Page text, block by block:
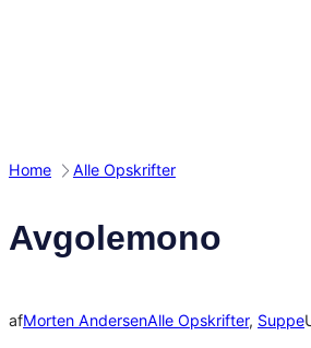
Home Alle Opskrifter
Avgolemono
afMorten AndersenAlle Opskrifter, Suppe